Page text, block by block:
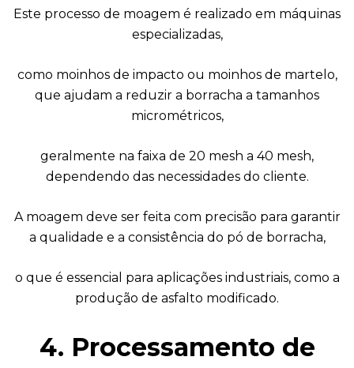
Este processo de moagem é realizado em máquinas
especializadas,
como moinhos de impacto ou moinhos de martelo,
que ajudam a reduzir a borracha a tamanhos
micrométricos,
geralmente na faixa de 20 mesh a 40 mesh,
dependendo das necessidades do cliente.
A moagem deve ser feita com precisão para garantir
a qualidade e a consistência do pó de borracha,
o que é essencial para aplicações industriais, como a
produção de asfalto modificado.
4. Processamento de